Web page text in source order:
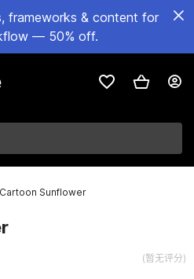
frameworks & content for
— 50% off.
Cartoon Sunflower
(暂无评分)